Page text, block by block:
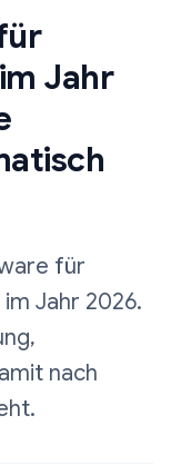
Jahr
für
Jahr 2026.
nach